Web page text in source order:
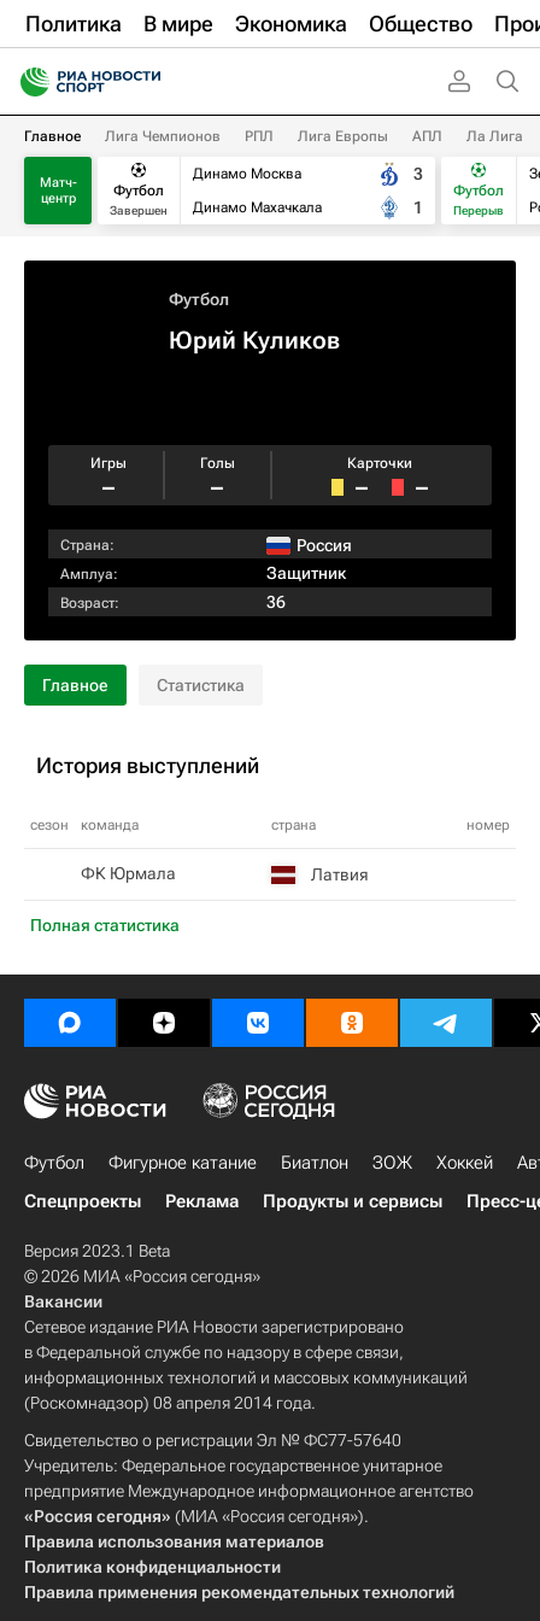
Политика В мире Экономика Общество
Главное Лига Чемпионов РПЛ Лига Европы АПЛ Ла Лига
Матч-
центр
Футбол
Завершен
Динамо Москва
Динамо Махачкала
3
1
Футбол
Перерыв
Футбол
Юрий Куликов
Игры
–
Голы
–
Карточки
– –
Страна: Россия
Амплуа: Защитник
Возраст: 36
Главное Статистика
История выступлений
сезон команда страна номер
Полная статистика
ФК Юрмала Латвия
Футбол Фигурное катание Биатлон ЗОЖ Хоккей
Спецпроекты
Реклама Продукты и сервисы Пресс-
Версия 2023.1 Beta
© 2026 МИА «Россия сегодня»
Вакансии
Сетевое издание РИА Новости зарегистрировано
в Федеральной службе по надзору в сфере связи,
информационных технологий и массовых коммуникаций
(Роскомнадзор) 08 апреля 2014 года.
Свидетельство о регистрации Эл № ФС77-57640
Учредитель: Федеральное государственное унитарное
предприятие Международное информационное агентство
«Россия сегодня» (МИА «Россия сегодня»).
Правила использования материалов
Политика конфиденциальности
Правила применения рекомендательных технологий